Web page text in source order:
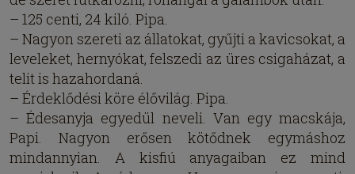
– 125 centi, 24 kiló. Pipa.
– Nagyon szereti az állatokat, gyűjti a kavicsokat, a
leveleket, hernyókat, felszedi az üres csigaházat, a
telit is hazahordaná.
– Érdeklődési köre élővilág. Pipa.
– Édesanyja egyedül neveli. Van egy macskája,
Papi. Nagyon erősen kötődnek egymáshoz
mindannyian. A kisfiú anyagaiban ez mind